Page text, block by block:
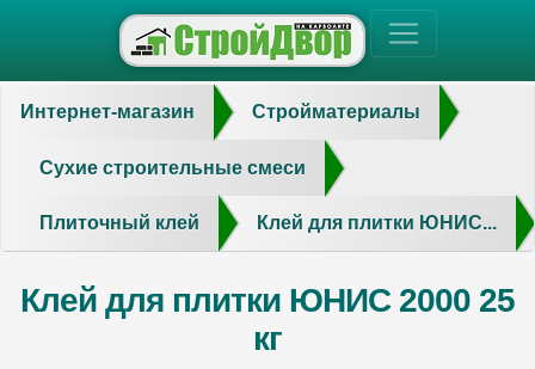
Интернет-магазин Стройматериалы
Сухие строительные смеси
Плиточный клей Клей для плитки ЮНИС...
Клей для плитки ЮНИС 2000 25
кг